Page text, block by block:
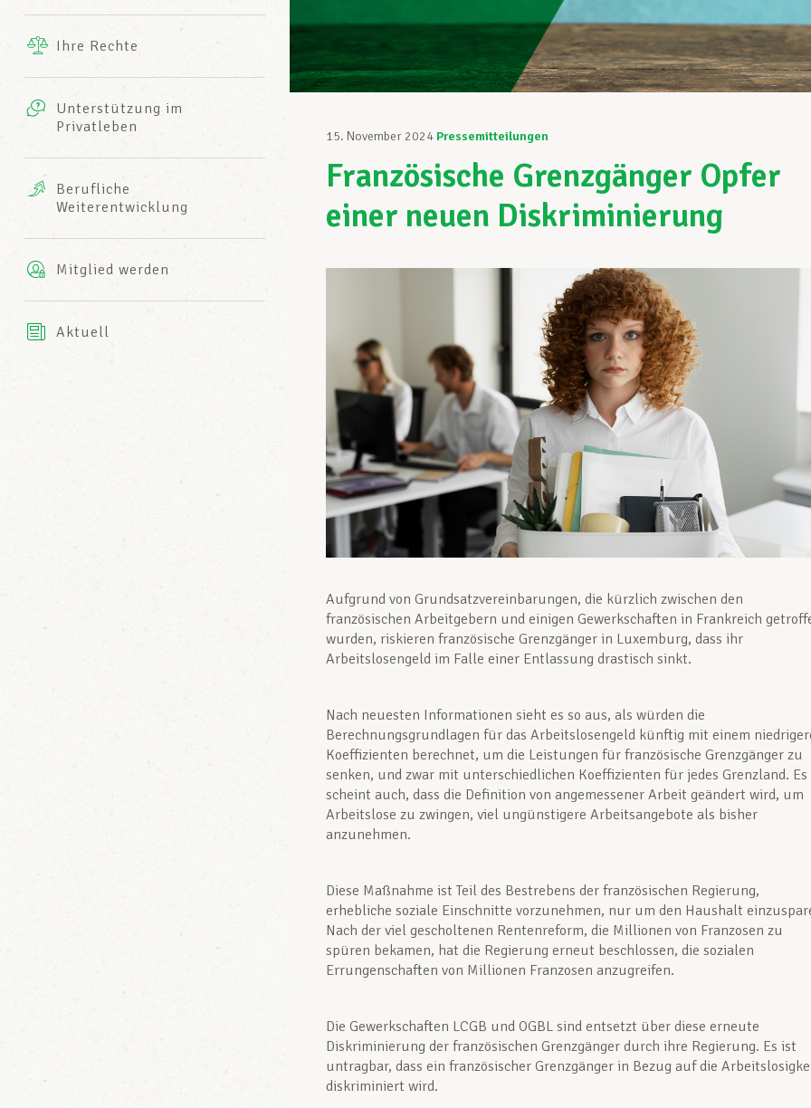
INFO-CENTER
des LCGBs
Ihre Rechte
Unterstützung im
Privatleben
Leistungen
Mutuelle
AXA
Berufliche
Weiterentwicklung
Mitglied werden
Aktuell
15. November 2024 Pressemitteilungen
Französische Grenzgänger Opfer
einer neuen Diskriminierung
Aufgrund von Grundsatzvereinbarungen, die kürzlich zwischen den
französischen Arbeitgebern und einigen Gewerkschaften in Frankreich
wurden, riskieren französische Grenzgänger in Luxemburg, dass ihr
Arbeitslosengeld im Falle einer Entlassung drastisch sinkt.
Nach neuesten Informationen sieht es so aus, als würden die
Berechnungsgrundlagen für das Arbeitslosengeld künftig mit einem
Koeffizienten berechnet, um die Leistungen für französische Grenzgänger zu
senken, und zwar mit unterschiedlichen Koeffizienten für jedes Grenzland. Es
scheint auch, dass die Definition von angemessener Arbeit geändert wird, um
Arbeitslose zu zwingen, viel ungünstigere Arbeitsangebote als bisher
anzunehmen.
Diese Maßnahme ist Teil des Bestrebens der französischen Regierung,
erhebliche soziale Einschnitte vorzunehmen, nur um den Haushalt
Nach der viel gescholtenen Rentenreform, die Millionen von Franzosen zu
spüren bekamen, hat die Regierung erneut beschlossen, die sozialen
Errungenschaften von Millionen Franzosen anzugreifen.
Die Gewerkschaften LCGB und OGBL sind entsetzt über diese erneute
Diskriminierung der französischen Grenzgänger durch ihre Regierung. Es ist
untragbar, dass ein französischer Grenzgänger in Bezug auf die
diskriminiert wird.